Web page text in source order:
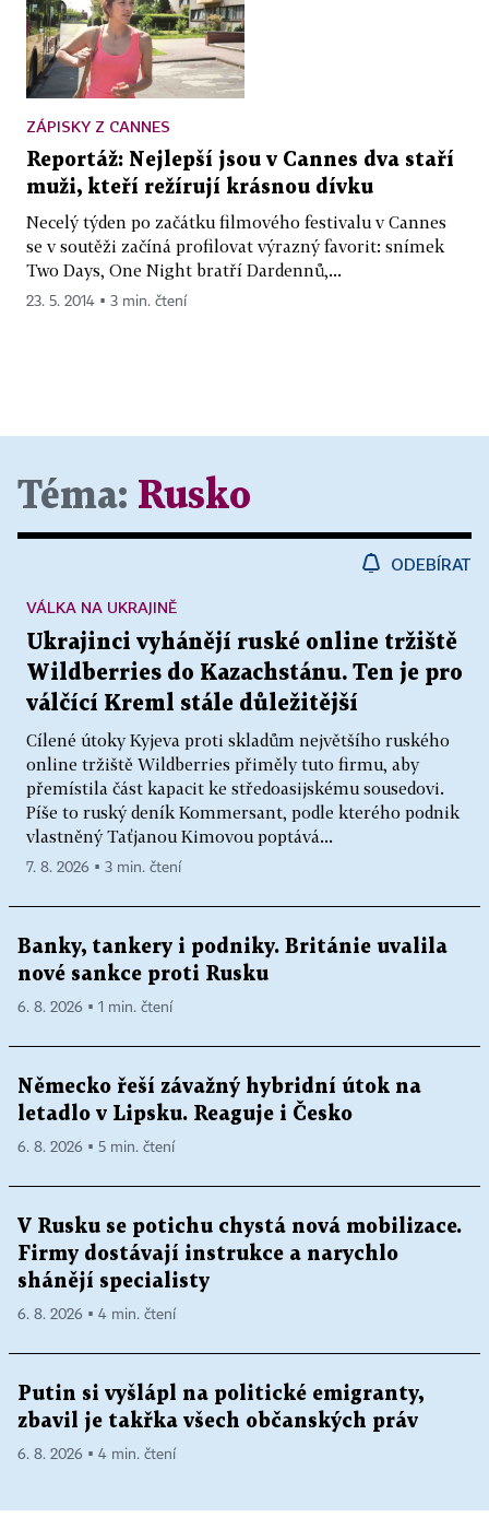
ZÁPISKY Z CANNES
Reportáž: Nejlepší jsou v Cannes dva staří
muži, kteří režírují krásnou dívku
Necelý týden po začátku filmového festivalu v Cannes
se v soutěži začíná profilovat výrazný favorit: snímek
Two Days, One Night bratří Dardennů,...
23. 5. 2014 ▪ 3 min. čtení
Téma: Rusko
ODEBÍRAT
Ukrajinci vyhánějí ruské online tržiště
Wildberries do Kazachstánu. Ten je pro
válčící Kreml stále důležitější
Cílené útoky Kyjeva proti skladům největšího ruského
online tržiště Wildberries přiměly tuto firmu, aby
přemístila část kapacit ke středoasijskému sousedovi.
Píše to ruský deník Kommersant, podle kterého podnik
vlastněný Taťjanou Kimovou poptává...
VÁLKA NA UKRAJINĚ
7. 8. 2026 ▪ 3 min. čtení
Banky, tankery i podniky. Británie uvalila
nové sankce proti Rusku
6. 8. 2026 ▪ 1 min. čtení
Německo řeší závažný hybridní útok na
letadlo v Lipsku. Reaguje i Česko
6. 8. 2026 ▪ 5 min. čtení
V Rusku se potichu chystá nová mobilizace.
Firmy dostávají instrukce a narychlo
shánějí specialisty
6. 8. 2026 ▪ 4 min. čtení
Putin si vyšlápl na politické emigranty,
zbavil je takřka všech občanských práv
6. 8. 2026 ▪ 4 min. čtení